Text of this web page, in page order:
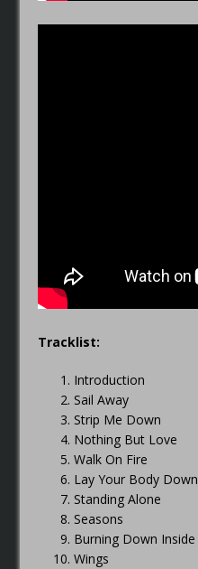
Tracklist:
Introduction
Sail Away
Strip Me Down
Nothing But Love
Walk On Fire
Lay Your Body Down
Standing Alone
Seasons
Burning Down Inside
Wings